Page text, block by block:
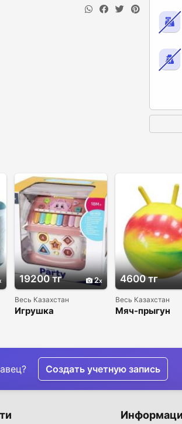
19200 тг 2
Весь Казахстан
Игрушка
4600 тг
Весь Казахстан
Мяч-прыгун
Создать учетную запись